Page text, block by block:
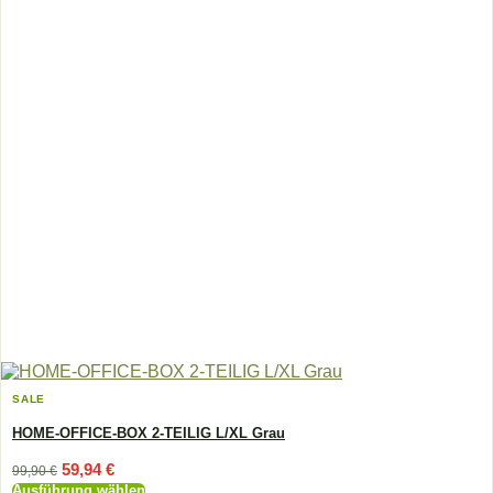
SALE
HOME-OFFICE-BOX 2-TEILIG L/XL Grau
99,90€ Ursprünglicher
Preis
59,94€Aktueller
Preis